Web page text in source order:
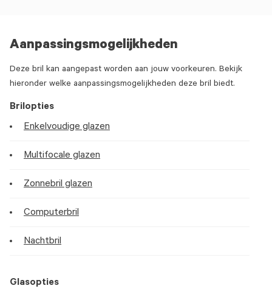
Aanpassingsmogelijkheden
Deze bril kan aangepast worden aan jouw voorkeuren. Bekijk
hieronder welke aanpassingsmogelijkheden deze bril biedt.
Brilopties
Enkelvoudige glazen
Multifocale glazen
Zonnebril glazen
Computerbril
Nachtbril
Glasopties